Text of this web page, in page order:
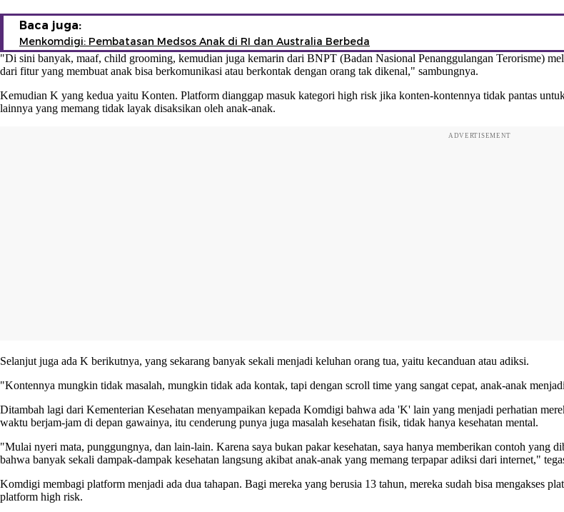
Baca juga:
Menkomdigi: Pembatasan Medsos Anak di RI dan Australia Berbeda
"Di sini banyak, maaf, child grooming, kemudian juga kemarin dari BNPT (Badan Nasional Penanggulangan Terorisme)
dari fitur yang membuat anak bisa berkomunikasi atau berkontak dengan orang tak dikenal," sambungnya.
Kemudian K yang kedua yaitu Konten. Platform dianggap masuk kategori high risk jika konten-kontennya tidak pantas
lainnya yang memang tidak layak disaksikan oleh anak-anak.
ADVERTISEMENT
Selanjut juga ada K berikutnya, yang sekarang banyak sekali menjadi keluhan orang tua, yaitu kecanduan atau adiksi.
"Kontennya mungkin tidak masalah, mungkin tidak ada kontak, tapi dengan scroll time yang sangat cepat, anak-anak
Ditambah lagi dari Kementerian Kesehatan menyampaikan kepada Komdigi bahwa ada 'K' lain yang menjadi perhatian
waktu berjam-jam di depan gawainya, itu cenderung punya juga masalah kesehatan fisik, tidak hanya kesehatan mental.
"Mulai nyeri mata, punggungnya, dan lain-lain. Karena saya bukan pakar kesehatan, saya hanya memberikan contoh yang
bahwa banyak sekali dampak-dampak kesehatan langsung akibat anak-anak yang memang terpapar adiksi dari internet,"
Komdigi membagi platform menjadi ada dua tahapan. Bagi mereka yang berusia 13 tahun, mereka sudah bisa mengakses
platform high risk.